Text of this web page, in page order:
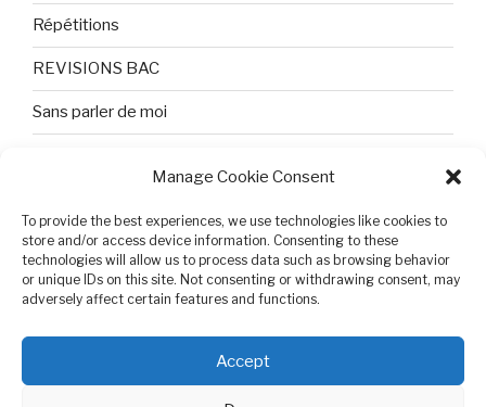
Manage Cookie Consent
To provide the best experiences, we use technologies like cookies to
store and/or access device information. Consenting to these
technologies will allow us to process data such as browsing behavior
or unique IDs on this site. Not consenting or withdrawing consent, may
adversely affect certain features and functions.
Accept
Répétitions
REVISIONS BAC
Sans parler de moi
Tristesse et attente
Variable complexe